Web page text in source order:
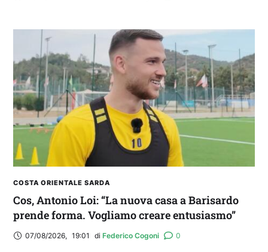
COSTA ORIENTALE SARDA
Cos, Antonio Loi: “La nuova casa a Barisardo
prende forma. Vogliamo creare entusiasmo”
07/08/2026, 19:01 di Federico Cogoni 0